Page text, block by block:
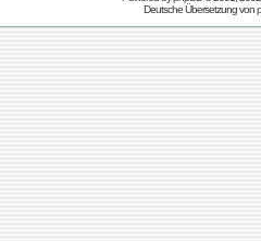
Deutsche Übersetzung von